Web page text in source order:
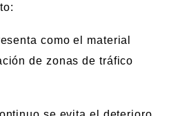
:
como el material
de zonas de tráfico